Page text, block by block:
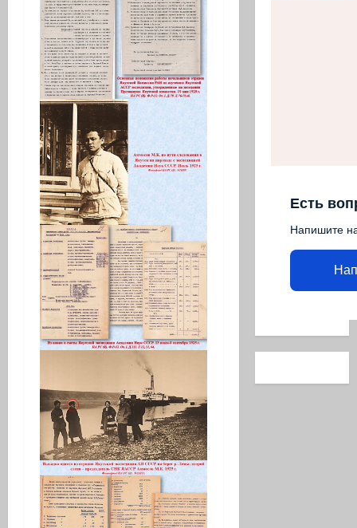
Есть
Напишите